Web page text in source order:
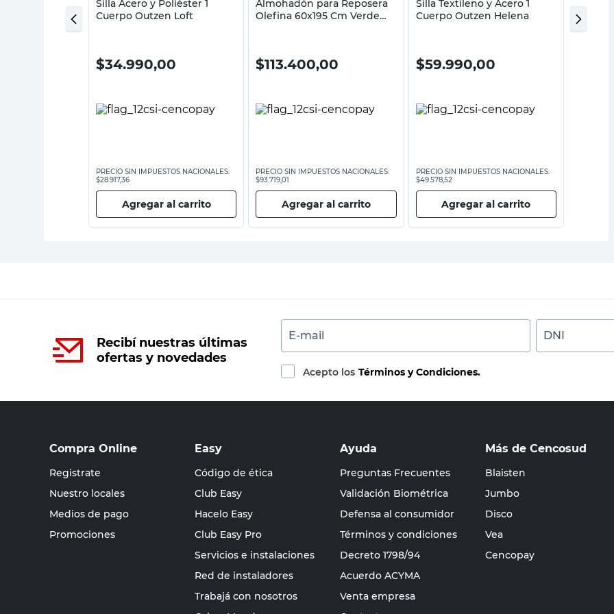
Silla Acero y Poliéster 1
Cuerpo Outzen Loft
$34.990,00
PRECIO SIN IMPUESTOS NACIONALES:
$28.917,36
Agregar al carrito
Almohadón para Reposera
Olefina 60x195 Cm Verde
$113.400,00
PRECIO SIN IMPUESTOS NACIONALES:
$93.719,01
Agregar al carrito
Silla Textileno y Acero 1
Cuerpo Outzen Helena
$59.990,00
PRECIO SIN IMPUESTOS NACIONALES:
$49.578,52
Agregar al carrito
Náutica
Cc
Recibí nuestras últimas
ofertas y novedades
E-mail DNI
Acepto los Términos y Condiciones.
Compra Online
Registrate
Nuestro locales
Medios de pago
Promociones
Easy
Código de ética
Club Easy
Hacelo Easy
Club Easy Pro
Servicios e instalaciones
Red de instaladores
Trabajá con nosotros
Ayuda
Preguntas Frecuentes
Validación Biométrica
Defensa al consumidor
Términos y condiciones
Decreto 1798/94
Acuerdo ACYMA
Venta empresa
Más de Cencosud
Blaisten
Jumbo
Disco
Vea
Cencopay